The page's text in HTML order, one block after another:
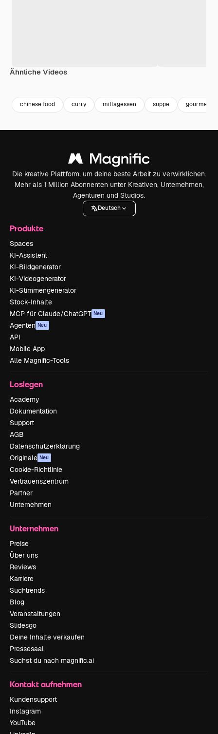
Ähnliche Videos
chinese food curry mittagessen suppe gourmet
Die kreative Plattform, um deine beste Arbeit zu verwirklichen.
Mehr als 1 Million Abonnenten unter Kreativen, Unternehmen,
Agenturen und Studios.
Deutsch
Produkte
Spaces
KI-Assistent
KI-Bildgenerator
KI-Videogenerator
KI-Stimmengenerator
Stock-Inhalte
MCP für Claude/ChatGPT Neu
Agenten Neu
API
Mobile App
Alle Magnific-Tools
Loslegen
Academy
Dokumentation
Support
AGB
Datenschutzerklärung
Originale Neu
Cookie-Richtlinie
Vertrauenszentrum
Partner
Unternehmen
Unternehmen
Preise
Über uns
Reviews
Karriere
Suchtrends
Blog
Veranstaltungen
Slidesgo
Deine Inhalte verkaufen
Pressesaal
Suchst du nach magnific.ai
Kontakt aufnehmen
Kundensupport
Instagram
YouTube